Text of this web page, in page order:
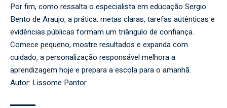
Por fim, como ressalta o especialista em educação Sergio
Bento de Araujo, a prática: metas claras, tarefas autênticas e
evidências públicas formam um triângulo de confiança.
Comece pequeno, mostre resultados e expanda com
cuidado, a personalização responsável melhora a
aprendizagem hoje e prepara a escola para o amanhã.
Autor: Lissome Pantor